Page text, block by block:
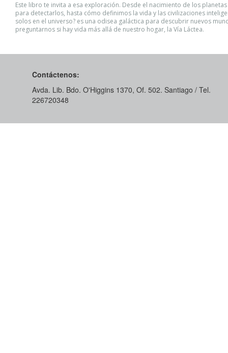
Este libro te invita a esa exploración. Desde el nacimiento de los planetas
para detectarlos, hasta cómo definimos la vida y las civilizaciones
solos en el universo? es una odisea galáctica para descubrir nuevos
preguntarnos si hay vida más allá de nuestro hogar, la Vía Láctea.
Contáctenos:
Avda. Lib. Bdo. O'Higgins 1370, Of. 502. Santiago / Tel.
226720348